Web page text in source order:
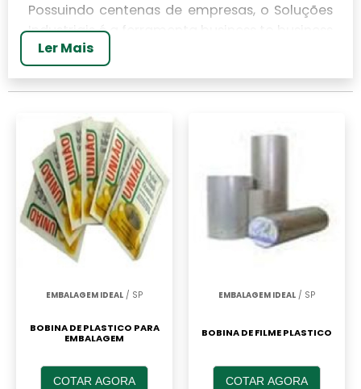
Possuindo centenas de empresas, o Soluções
Industriais é a ferramenta business to business
mais completo da área industrial. Para
realizar um orçamento de Bobinas de Plástico
para Embalagem, clique em um ou mais dos
Ler Mais
EMBALAGEM IDEAL / SP
BOBINA DE PLASTICO PARA
EMBALAGEM
COTAR AGORA
EMBALAGEM IDEAL / SP
BOBINA DE FILME PLASTICO
COTAR AGORA